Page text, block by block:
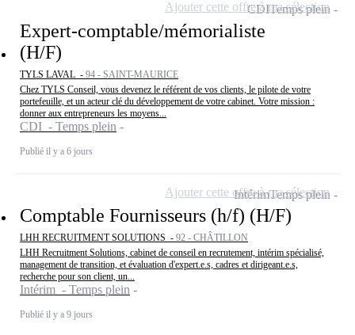
Expert-comptable/mémorialiste
(H/F)
TYLS LAVAL - 94 - SAINT-MAURICE
Chez TYLS Conseil, vous devenez le référent de vos clients, le pilote de votre
portefeuille, et un acteur clé du développement de votre cabinet. Votre mission :
donner aux entrepreneurs les moyens...
CDI - Temps plein
Publié il y a 6 jours
CDITemps plein
Ajouter cette offre à ma sélection
Comptable Fournisseurs (h/f) (H/F)
LHH RECRUITMENT SOLUTIONS - 92 - CHÂTILLON
LHH Recruitment Solutions, cabinet de conseil en recrutement, intérim spécialisé,
management de transition, et évaluation d'expert.e.s, cadres et dirigeant.e.s,
recherche pour son client, un...
Intérim - Temps plein
Publié il y a 9 jours
IntérimTemps plein
Ajouter cette offre à ma sélection